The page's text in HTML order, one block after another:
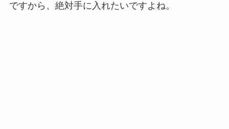
ですから、絶対手に入れたいですよね。